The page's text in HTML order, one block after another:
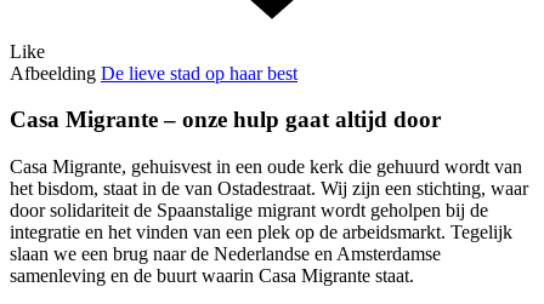
Like
Afbeelding De lieve stad op haar best
Casa Migrante – onze hulp gaat altijd door
Casa Migrante, gehuisvest in een oude kerk die gehuurd wordt van
het bisdom, staat in de van Ostadestraat. Wij zijn een stichting, waar
door solidariteit de Spaanstalige migrant wordt geholpen bij de
integratie en het vinden van een plek op de arbeidsmarkt. Tegelijk
slaan we een brug naar de Nederlandse en Amsterdamse
samenleving en de buurt waarin Casa Migrante staat.